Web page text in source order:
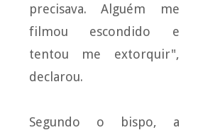
precisava. Alguém me
filmou escondido e
tentou me extorquir",
declarou.
Segundo o bispo, a